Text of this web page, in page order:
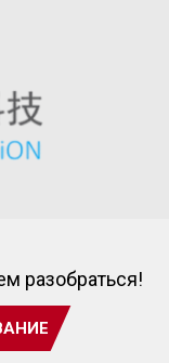
разобраться!